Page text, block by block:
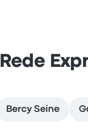
Bercy Seine